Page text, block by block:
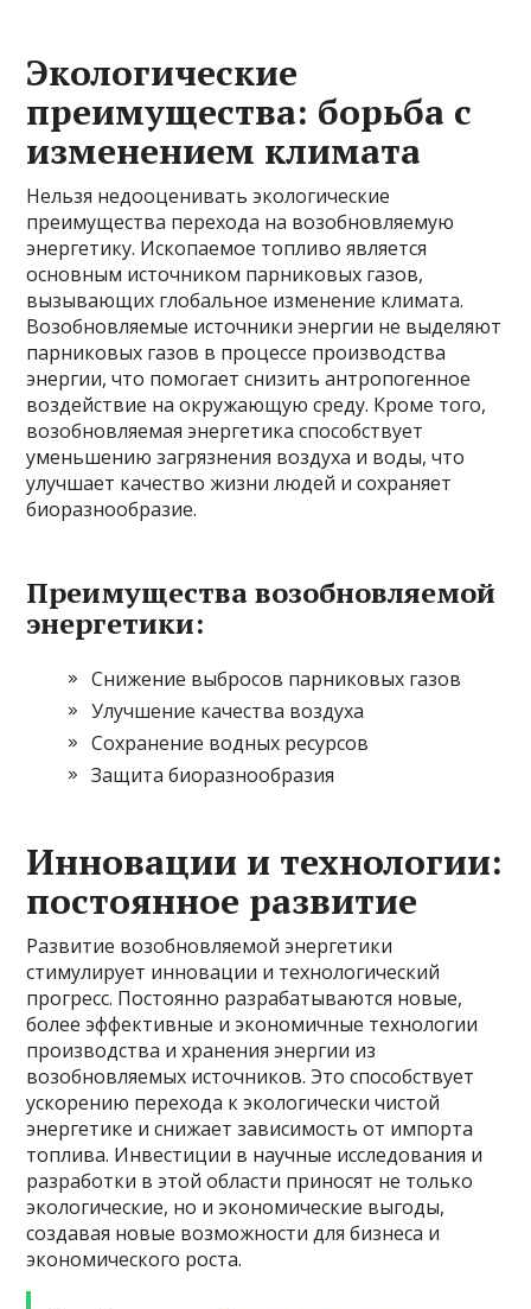
Экологические
преимущества: борьба с
изменением климата
Нельзя недооценивать экологические
преимущества перехода на возобновляемую
энергетику. Ископаемое топливо является
основным источником парниковых газов,
вызывающих глобальное изменение климата.
Возобновляемые источники энергии не выделяют
парниковых газов в процессе производства
энергии, что помогает снизить антропогенное
воздействие на окружающую среду. Кроме того,
возобновляемая энергетика способствует
уменьшению загрязнения воздуха и воды, что
улучшает качество жизни людей и сохраняет
биоразнообразие.
Преимущества возобновляемой
энергетики:
Снижение выбросов парниковых газов
Улучшение качества воздуха
Сохранение водных ресурсов
Защита биоразнообразия
Инновации и технологии:
постоянное развитие
Развитие возобновляемой энергетики
стимулирует инновации и технологический
прогресс. Постоянно разрабатываются новые,
более эффективные и экономичные технологии
производства и хранения энергии из
возобновляемых источников. Это способствует
ускорению перехода к экологически чистой
энергетике и снижает зависимость от импорта
топлива. Инвестиции в научные исследования и
разработки в этой области приносят не только
экологические, но и экономические выгоды,
создавая новые возможности для бизнеса и
экономического роста.